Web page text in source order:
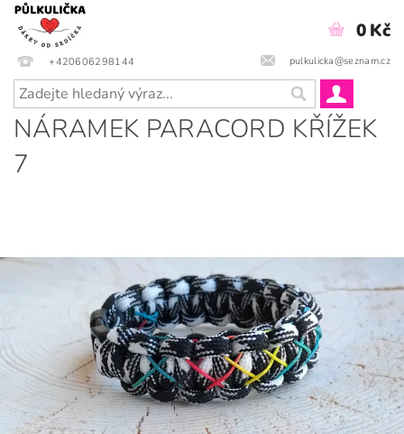
+420606298144 pulkulicka@seznam.cz
0 Kč
NÁRAMEK PARACORD KŘÍŽEK
7